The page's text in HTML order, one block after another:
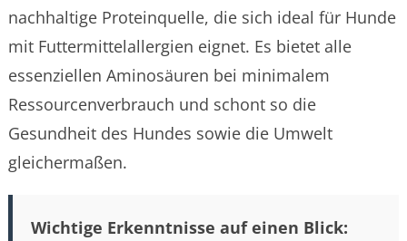
nachhaltige Proteinquelle, die sich ideal für Hunde
mit Futtermittelallergien eignet. Es bietet alle
essenziellen Aminosäuren bei minimalem
Ressourcenverbrauch und schont so die
Gesundheit des Hundes sowie die Umwelt
gleichermaßen.
Wichtige Erkenntnisse auf einen Blick: